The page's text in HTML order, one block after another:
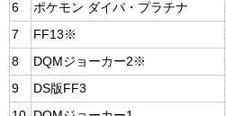
6
ポケモン ダイパ・プラチナ
7
FF13※
8
DQMジョーカー2※
9
DS版FF3